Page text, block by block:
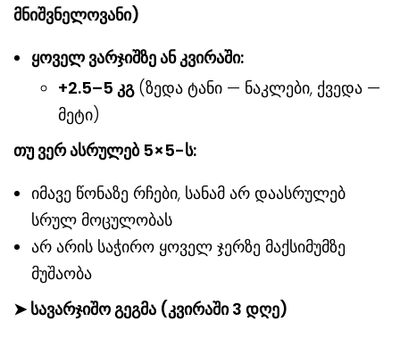
მნიშვნელოვანი)
ყოველ ვარჯიშზე ან კვირაში:
+2.5–5 კგ(ზედა ტანი — ნაკლები, ქვედა —
მეტი)
თუ ვერ ასრულებ 5×5-ს:
იმავე წონაზე რჩები, სანამ არ დაასრულებ
სრულ მოცულობას
არ არის საჭირო ყოველ ჯერზე მაქსიმუმზე
მუშაობა
➤ სავარჯიშო გეგმა (კვირაში 3 დღე)